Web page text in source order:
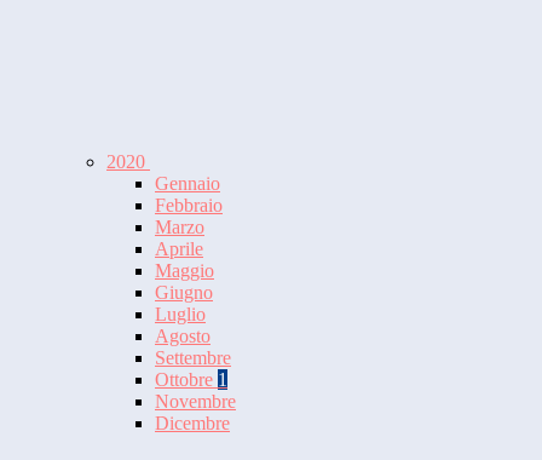
2020
Gennaio
Febbraio
Marzo
Aprile
Maggio
Giugno
Luglio
Agosto
Settembre
Ottobre 1
Novembre
Dicembre